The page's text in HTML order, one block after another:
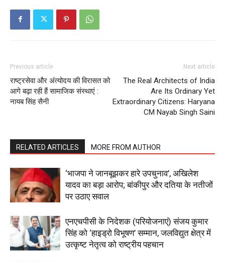
Subscription Plans
My account
Previous article
राष्ट्रसेवा और अंत्योदय की विरासत को
आगे बढ़ा रही हैं सामाजिक संस्थाएं :
नायब सिंह सैनी
Next article
The Real Architects of India
Are Its Ordinary Yet
Extraordinary Citizens: Haryana
CM Nayab Singh Saini
RELATED ARTICLES MORE FROM AUTHOR
‘भाजपा ने जानबूझकर हारे उपचुनाव’, अखिलेश
यादव का बड़ा आरोप; बांकीपुर और दतिया के नतीजों
पर उठाए सवाल
एनएचपीसी के निदेशक (परियोजनाएं) संजय कुमार
सिंह को ‘हाइड्रो विभूषण’ सम्मान, जलविद्युत क्षेत्र में
उत्कृष्ट नेतृत्व को राष्ट्रीय पहचान